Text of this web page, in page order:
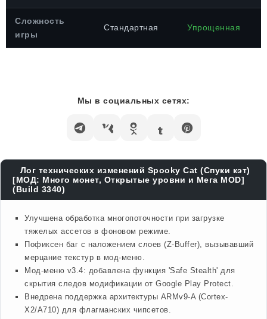
Сложность
игры
Стандартная Упрощенная
Мы в социальных сетях:
Лог технических изменений Spooky Cat (Спуки кэт)
[МОД: Много монет, Открытые уровни и Мега MOD]
(Build 3340)
Улучшена обработка многопоточности при загрузке
тяжелых ассетов в фоновом режиме.
Пофиксен баг с наложением слоев (Z-Buffer), вызывавший
мерцание текстур в мод-меню.
Мод-меню v3.4: добавлена функция 'Safe Stealth' для
скрытия следов модификации от Google Play Protect.
Внедрена поддержка архитектуры ARMv9-A (Cortex-
X2/A710) для флагманских чипсетов.